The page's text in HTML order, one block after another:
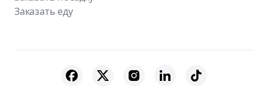
Заказать еду